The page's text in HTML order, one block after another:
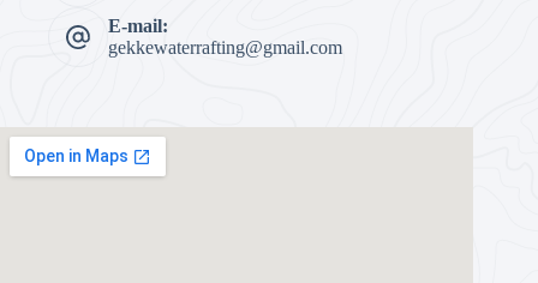
E-mail:
gekkewaterrafting@gmail.com